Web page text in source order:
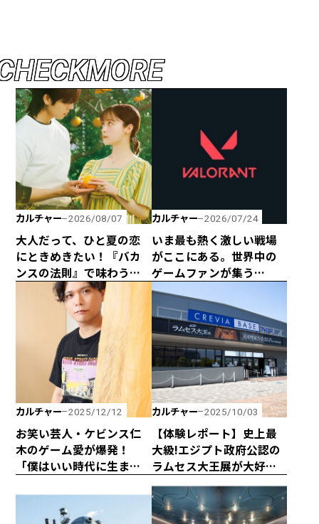
HECKMORE
カルチャー 2026/08/07
大人だって、ひと夏の恋
にときめきたい！『バカ
ンスの法則』で味わう夏
休み気分
カルチャー 2026/07/24
いま最も熱く激しい戦場
がここにある。世界中の
ゲームファンが集う
『VALORANT』の世界に
挑め！
カルチャー 2025/12/12
お笑い芸人・ケビンス仁
木のゲーム愛が爆発！
「僕はいい時代に生まれ
カルチャー 2025/10/03
【体験レポート】史上最
大級!エジプト政府公認の
ラムセス大王展が大好評
につき会期延長！ 日本初
上陸の巡回展を堪能して
きました！